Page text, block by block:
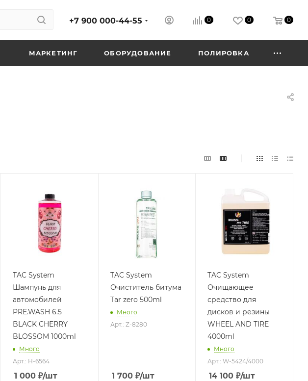
+7 900 000-44-55 0 0 0
МАРКЕТИНГ ОБОРУДОВАНИЕ ПОЛИРОВКА
TAC System
Шампунь для
автомобилей
PRE.WASH 6.5
BLACK CHERRY
BLOSSOM 1000ml
Много
Арт.: H-6564
1 000 ₽/шт
TAC System
Очиститель битума
Tar zero 500ml
Много
Арт.: Z-8280
1 700₽/шт
TAC System
Очищающее
средство для
дисков и резины
WHEEL AND TIRE
4000ml
Много
Арт.: W-5424/4000
14 100 ₽/шт